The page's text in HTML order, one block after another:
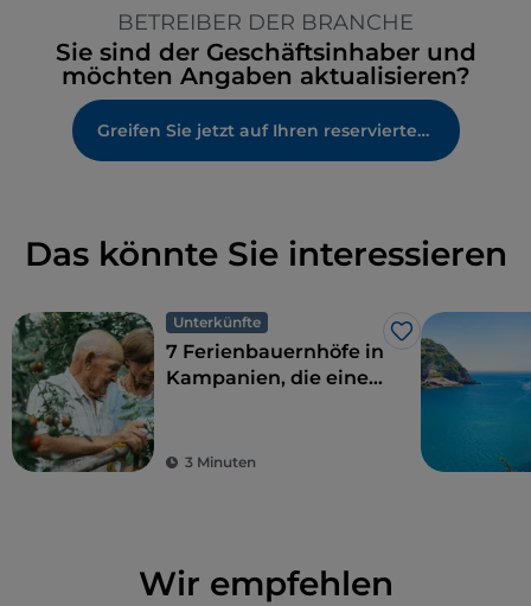
BETREIBER DER BRANCHE
Sie sind der Geschäftsinhaber und
möchten Angaben aktualisieren?
Greifen Sie jetzt auf Ihren reservierten Bereich zu
Das könnte Sie interessieren
Unterkünfte
Like
7 Ferienbauernhöfe in
Kampanien, die eine
Nachhaltigkeit und
3 Minuten
Wir empfehlen